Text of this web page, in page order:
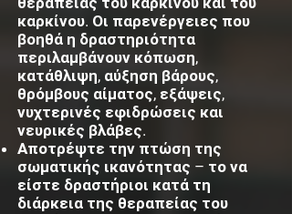
καρκίνου. Οι παρενέργειες που
βοηθά η δραστηριότητα
περιλαμβάνουν κόπωση,
κατάθλιψη, αύξηση βάρους,
θρόμβους αίματος, εξάψεις,
νυχτερινές εφιδρώσεις και
νευρικές βλάβες.
Αποτρέψτε την πτώση της
σωματικής ικανότητας – το να
είστε δραστήριοι κατά τη
διάρκεια της θεραπείας του